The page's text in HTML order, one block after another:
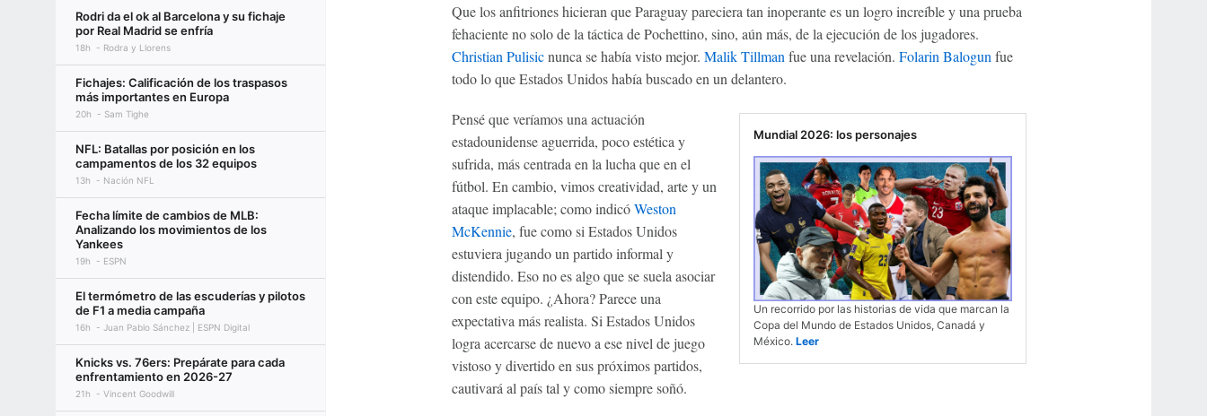
Rodri da el ok al Barcelona y su fichaje
por Real Madrid se enfría
18h Rodra y Llorens
Fichajes: Calificación de los traspasos
más importantes en Europa
20h Sam Tighe
NFL: Batallas por posición en los
campamentos de los 32 equipos
13h Nación NFL
Fecha límite de cambios de MLB:
Analizando los movimientos de los
Yankees
19h ESPN
El termómetro de las escuderías y pilotos
de F1 a media campaña
16h Juan Pablo Sánchez | ESPN Digital
Knicks vs. 76ers: Prepárate para cada
enfrentamiento en 2026-27
21h Vincent Goodwill
Que los anfitriones hicieran que Paraguay pareciera tan inoperante es un logro increíble y una prueba
fehaciente no solo de la táctica de Pochettino, sino, aún más, de la ejecución de los jugadores.
Christian Pulisicnunca se había visto mejor. Malik Tillman fue una revelación. Folarin Balogun fue
todo lo que Estados Unidos había buscado en un delantero.
Mundial 2026: los personajes
Un recorrido por las historias de vida que marcan la
Copa del Mundo de Estados Unidos, Canadá y
México. Leer
Pensé que veríamos una actuación
estadounidense aguerrida, poco estética y
sufrida, más centrada en la lucha que en el
fútbol. En cambio, vimos creatividad, arte y un
ataque implacable; como indicóWeston
McKennie, fue como si Estados Unidos
estuviera jugando un partido informal y
distendido. Eso no es algo que se suela asociar
con este equipo. ¿Ahora? Parece una
expectativa más realista. Si Estados Unidos
logra acercarse de nuevo a ese nivel de juego
vistoso y divertido en sus próximos partidos,
cautivará al país tal y como siempre soñó.